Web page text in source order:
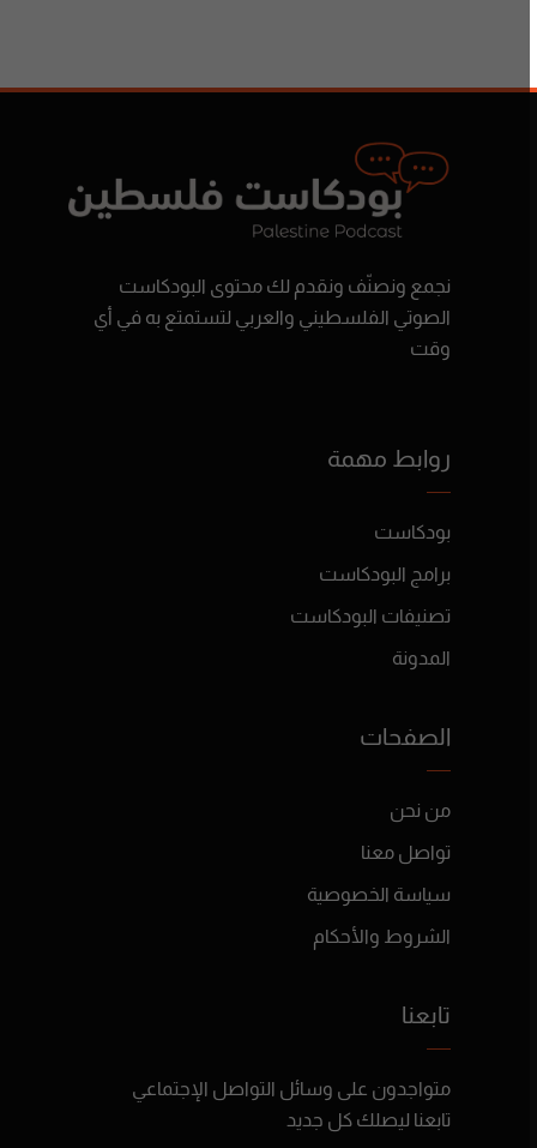
نجمع ونصنّف ونقدم لك محتوى البودكاست
الصوتي الفلسطيني والعربي لتستمتع به في أي
وقت
روابط مهمة
بودكاست
برامج البودكاست
تصنيفات البودكاست
المدونة
الصفحات
من نحن
تواصل معنا
سياسة الخصوصية
الشروط والأحكام
تابعنا
متواجدون على وسائل التواصل الإجتماعي
تابعنا ليصلك كل جديد